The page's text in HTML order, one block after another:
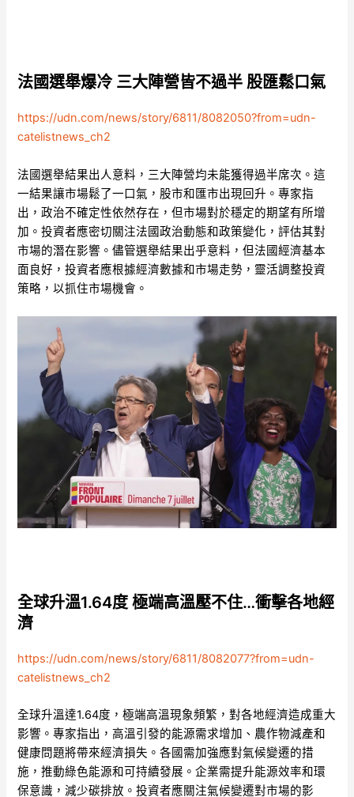
法國選舉爆冷 三大陣營皆不過半 股匯鬆口氣
https://udn.com/news/story/6811/8082050?from=udn-
catelistnews_ch2
法國選舉結果出人意料，三大陣營均未能獲得過半席次。這
一結果讓市場鬆了一口氣，股市和匯市出現回升。專家指
出，政治不確定性依然存在，但市場對於穩定的期望有所增
加。投資者應密切關注法國政治動態和政策變化，評估其對
市場的潛在影響。儘管選舉結果出乎意料，但法國經濟基本
面良好，投資者應根據經濟數據和市場走勢，靈活調整投資
策略，以抓住市場機會。
全球升溫1.64度 極端高溫壓不住…衝擊各地經
濟
https://udn.com/news/story/6811/8082077?from=udn-
catelistnews_ch2
全球升溫達1.64度，極端高溫現象頻繁，對各地經濟造成重大
影響。專家指出，高溫引發的能源需求增加、農作物減產和
健康問題將帶來經濟損失。各國需加強應對氣候變遷的措
施，推動綠色能源和可持續發展。企業需提升能源效率和環
保意識，減少碳排放。投資者應關注氣候變遷對市場的影